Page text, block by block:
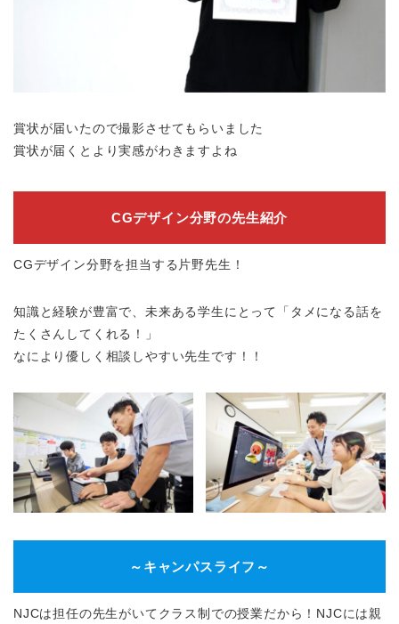
賞状が届いたので撮影させてもらいました
賞状が届くとより実感がわきますよね
CGデザイン分野の先生紹介
CGデザイン分野を担当する片野先生！
知識と経験が豊富で、未来ある学生にとって「タメになる話を
たくさんしてくれる！」
なにより優しく相談しやすい先生です！！
～キャンパスライフ～
NJCは担任の先生がいてクラス制での授業だから！NJCには親